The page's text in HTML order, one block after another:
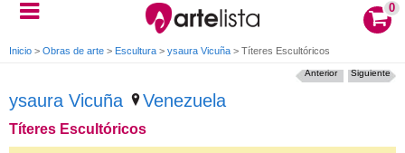
0
Inicio > Obras de arte > Escultura > ysaura Vicuña > Títeres Escultóricos
ysaura Vicuña Venezuela
Títeres Escultóricos
Siguiente
Anterior